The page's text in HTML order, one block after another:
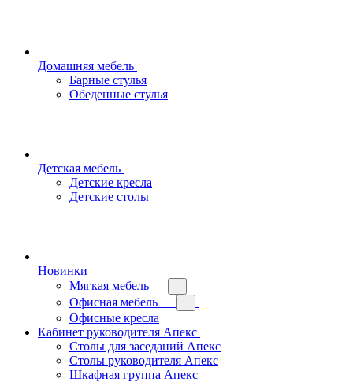
Домашняя мебель
Барные стулья
Обеденные стулья
Детская мебель
Детские кресла
Детские столы
Новинки
Мягкая мебель
Офисная мебель
Офисные кресла
Кабинет руководителя Апекс
Столы для заседаний Апекс
Столы руководителя Апекс
Шкафная группа Апекс